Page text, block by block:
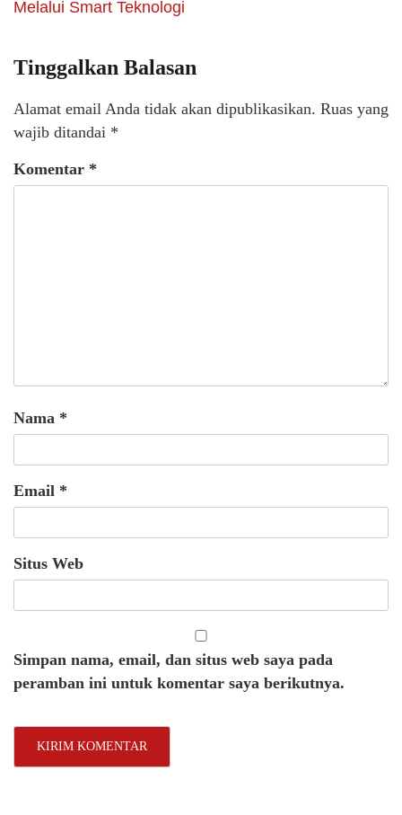
Melalui Smart Teknologi
Tinggalkan Balasan
Alamat email Anda tidak akan dipublikasikan. Ruas yang
wajib ditandai *
Komentar *
Nama *
Email *
Situs Web
Simpan nama, email, dan situs web saya pada
peramban ini untuk komentar saya berikutnya.